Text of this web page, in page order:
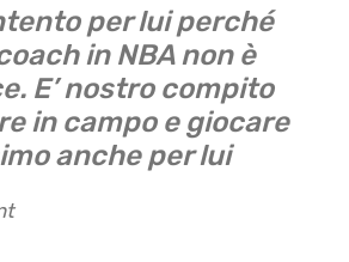
per lui perché
in NBA non è
E’ nostro compito
in campo e giocare
anche per lui